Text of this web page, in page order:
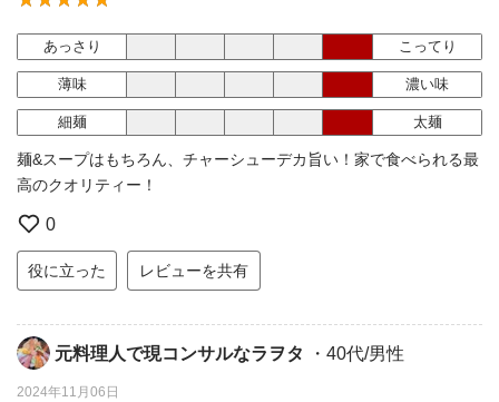
あっさり こってり
薄味 濃い味
細麺 太麺
麺&スープはもちろん、チャーシューデカ旨い！家で食べられる最
高のクオリティー！
0
役に立った レビューを共有
元料理人で現コンサルなラヲタ ・40代/男性
2024年11月06日